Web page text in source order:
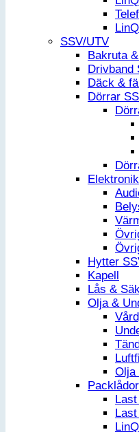
SSV/UTV
Bakruta
Drivband
Däck &
Dörrar
Hytter
Kapell
Lås &
Olja &
Olja